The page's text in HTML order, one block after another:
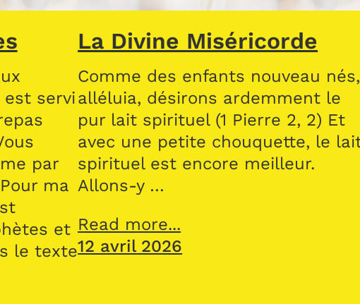
est servi
par
ma
et
le texte
La Divine Miséricorde
Comme des enfants nouveau nés,
alléluia, désirons ardemment le
pur lait spirituel (1 Pierre 2, 2) Et
avec une petite chouquette, le
spirituel est encore meilleur.
Allons-y …
Read more...
12 avril 2026